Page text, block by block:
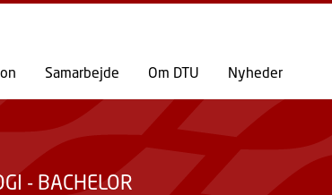
PRIMÆRT INDHOLD (TRYK ENTER).
Samarbejde Om DTU Nyheder
- BACHELOR